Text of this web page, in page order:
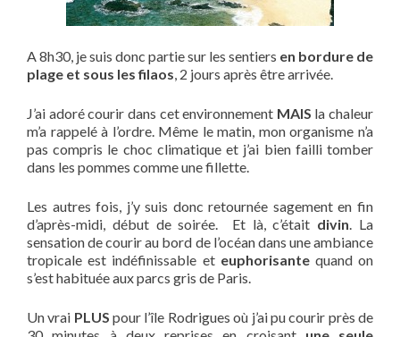
A 8h30, je suis donc partie sur les sentiers en bordure de
plage et sous les filaos, 2 jours après être arrivée.
J’ai adoré courir dans cet environnement MAIS la chaleur
m’a rappelé à l’ordre. Même le matin, mon organisme n’a
pas compris le choc climatique et j’ai bien failli tomber
dans les pommes comme une fillette.
Les autres fois, j’y suis donc retournée sagement en fin
d’après-midi, début de soirée. Et là, c’était divin. La
sensation de courir au bord de l’océan dans une ambiance
tropicale est indéfinissable et euphorisantequand on
s’est habituée aux parcs gris de Paris.
Un vrai PLUS pour l’île Rodrigues où j’ai pu courir près de